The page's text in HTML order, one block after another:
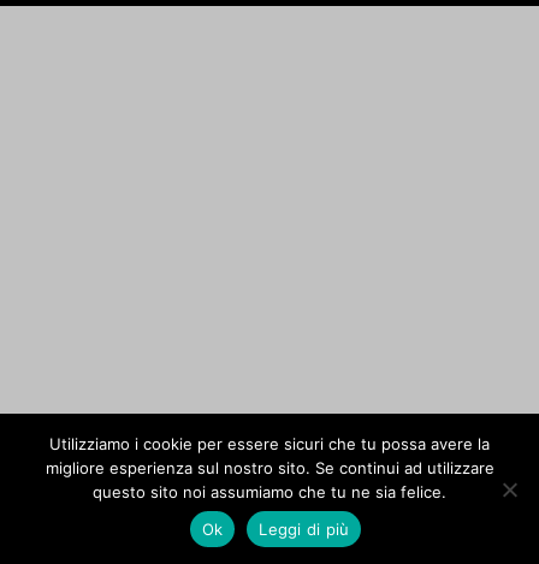
Utilizziamo i cookie per essere sicuri che tu possa avere la
migliore esperienza sul nostro sito. Se continui ad utilizzare
questo sito noi assumiamo che tu ne sia felice.
Ok
Leggi di più